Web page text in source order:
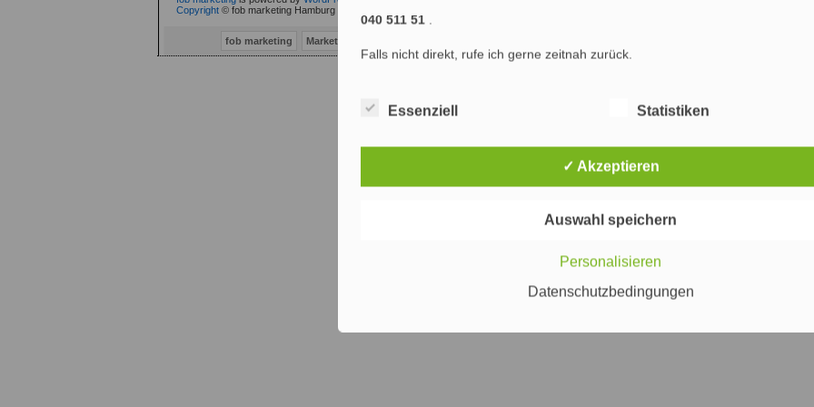
Copyright © fob marketing Hamburg (fob® 2002-2010) : Marketing & SEO Agentur Hamburg : Marketing, Online Marketing und
fob marketing Marketing Consulting Hamburg
040 511 51 .
Falls nicht direkt, rufe ich gerne zeitnah zurück.
Essenziell Statistiken
✓ Akzeptieren
Auswahl speichern
Personalisieren
Datenschutzbedingungen